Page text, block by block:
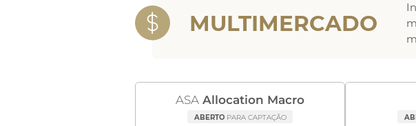
MULTIMERCADO
ASA Allocation Macro
ABERTOPARA CAPTAÇÃO